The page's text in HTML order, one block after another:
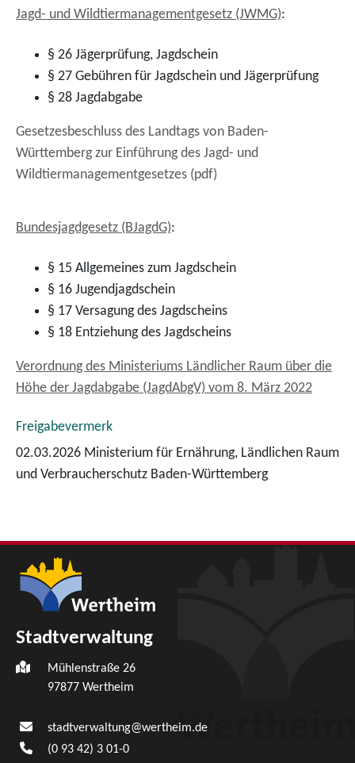
Jagd- und Wildtiermanagementgesetz (JWMG):
§ 26 Jägerprüfung, Jagdschein
§ 27 Gebühren für Jagdschein und Jägerprüfung
§ 28 Jagdabgabe
Gesetzesbeschluss des Landtags von Baden-
Württemberg zur Einführung des Jagd- und
Wildtiermanagementgesetzes (pdf)
Bundesjagdgesetz (BJagdG):
§ 15 Allgemeines zum Jagdschein
§ 16 Jugendjagdschein
§ 17 Versagung des Jagdscheins
§ 18 Entziehung des Jagdscheins
Verordnung des Ministeriums Ländlicher Raum über die
Höhe der Jagdabgabe (JagdAbgV) vom 8. März 2022
Freigabevermerk
02.03.2026 Ministerium für Ernährung, Ländlichen Raum
und Verbraucherschutz Baden-Württemberg
Stadtverwaltung
Mühlenstraße 26
97877 Wertheim
stadtverwaltung@wertheim.de
(0 93 42) 3 01-0